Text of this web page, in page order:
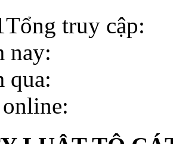
Tổng truy cập:
nay:
qua: